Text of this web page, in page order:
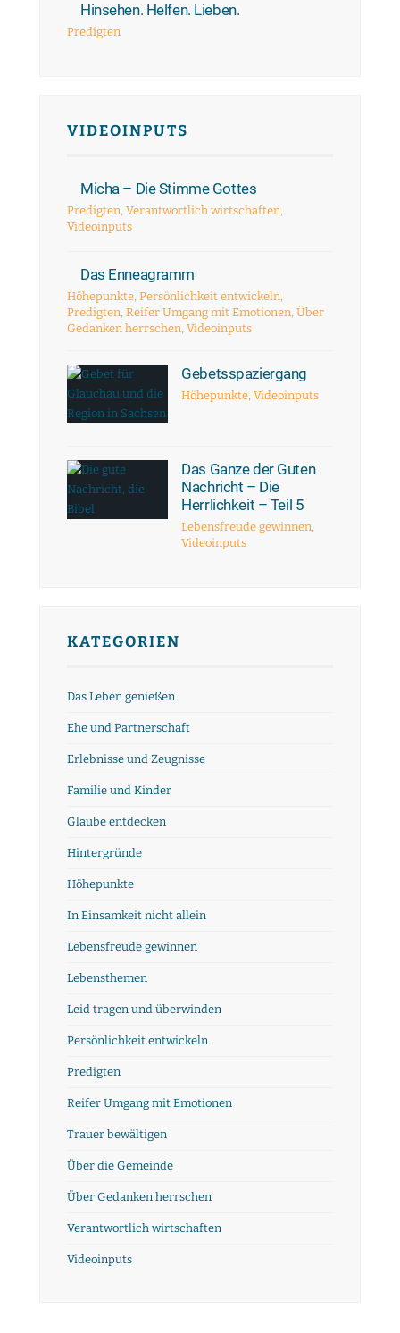
Hinsehen. Helfen. Lieben.
Predigten
VIDEOINPUTS
Micha – Die Stimme Gottes
Predigten, Verantwortlich wirtschaften,
Videoinputs
Das Enneagramm
Höhepunkte, Persönlichkeit entwickeln,
Predigten, Reifer Umgang mit Emotionen, Über
Gedanken herrschen, Videoinputs
Gebetsspaziergang
Höhepunkte,Videoinputs
Das Ganze der Guten
Nachricht – Die
Herrlichkeit – Teil 5
Lebensfreude gewinnen,
Videoinputs
KATEGORIEN
Das Leben genießen
Ehe und Partnerschaft
Erlebnisse und Zeugnisse
Familie und Kinder
Glaube entdecken
Hintergründe
Höhepunkte
In Einsamkeit nicht allein
Lebensfreude gewinnen
Lebensthemen
Leid tragen und überwinden
Persönlichkeit entwickeln
Predigten
Reifer Umgang mit Emotionen
Trauer bewältigen
Über die Gemeinde
Über Gedanken herrschen
Verantwortlich wirtschaften
Videoinputs